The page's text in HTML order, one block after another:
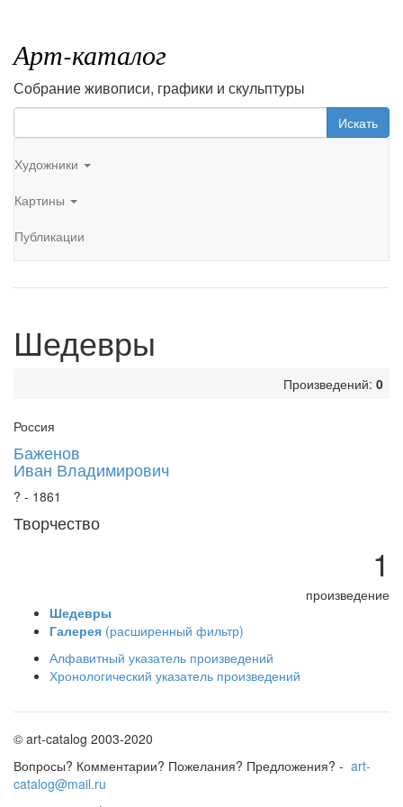
Арт-каталог
Собрание живописи, графики и скульптуры
Искать
Художники
Картины
Публикации
Шедевры
Произведений: 0
Россия
Баженов
Иван Владимирович
? - 1861
Творчество
1
произведение
Шедевры
Галерея (расширенный фильтр)
Алфавитный указатель произведений
Хронологический указатель произведений
© art-catalog 2003-2020
Вопросы? Комментарии? Пожелания? Предложения? - art-
catalog@mail.ru